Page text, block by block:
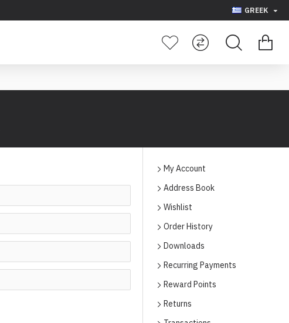
GREEK
My Account
Address Book
Wishlist
Order History
Downloads
Recurring Payments
Reward Points
Returns